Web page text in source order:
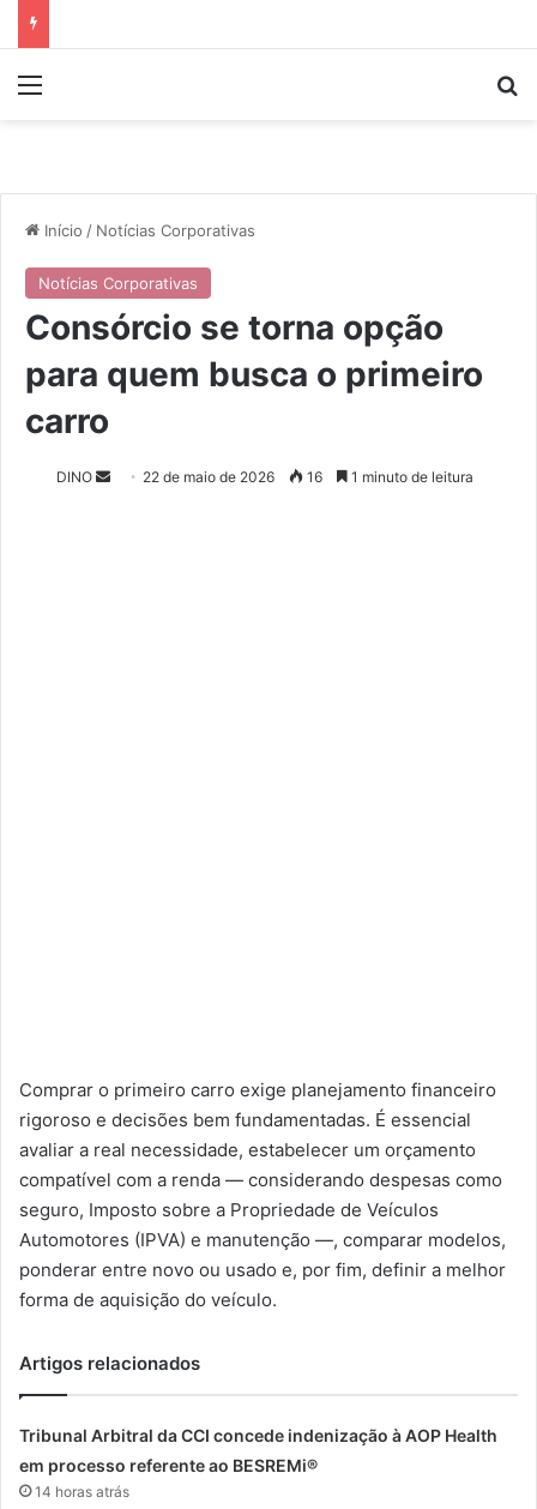
Início / Notícias Corporativas
Notícias Corporativas
Consórcio se torna opção
para quem busca o primeiro
carro
DINO 22 de maio de 2026 16 1 minuto de leitura
Comprar o primeiro carro exige planejamento financeiro
rigoroso e decisões bem fundamentadas. É essencial
avaliar a real necessidade, estabelecer um orçamento
compatível com a renda — considerando despesas como
seguro, Imposto sobre a Propriedade de Veículos
Automotores (IPVA) e manutenção —, comparar modelos,
ponderar entre novo ou usado e, por fim, definir a melhor
forma de aquisição do veículo.
Artigos relacionados
Tribunal Arbitral da CCI concede indenização à AOP Health
em processo referente ao BESREMi®
14 horas atrás